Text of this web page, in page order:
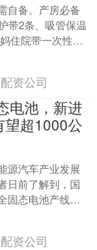
自备。产房必备
带2条、吸管保温
住院带一次性内
、洗漱用品；
配资公司
电池，新进
望超1000公
源汽车产业发展
日前了解到，国
固态电池产线，
。 全固态电池
....
配资公司